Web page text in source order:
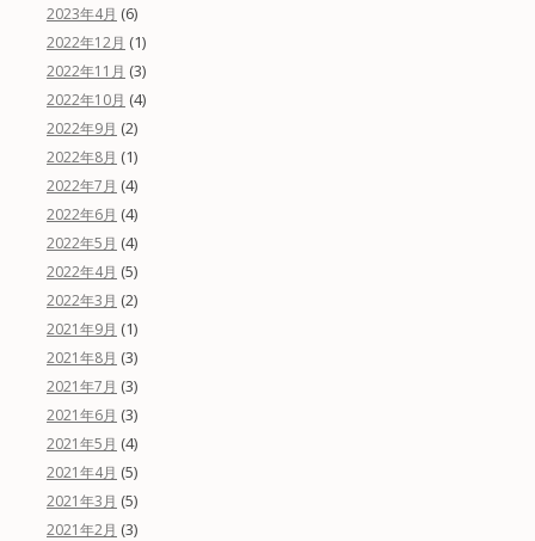
2023年4月 (6)
2022年12月 (1)
2022年11月 (3)
2022年10月 (4)
2022年9月 (2)
2022年8月 (1)
2022年7月 (4)
2022年6月 (4)
2022年5月 (4)
2022年4月 (5)
2022年3月 (2)
2021年9月 (1)
2021年8月 (3)
2021年7月 (3)
2021年6月 (3)
2021年5月 (4)
2021年4月 (5)
2021年3月 (5)
2021年2月 (3)